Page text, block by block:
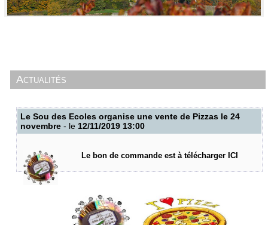
Actualités
Le Sou des Ecoles organise une vente de Pizzas le 24
novembre - le 12/11/2019 13:00
Le bon de commande est à télécharger ICI